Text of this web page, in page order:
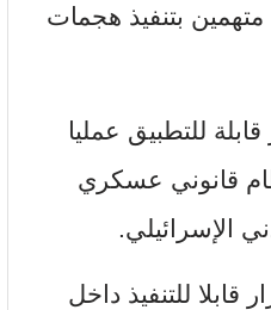
بتنفيذ هجمات
للتطبيق عمليا
قانوني عسكري
الإسرائيلي.
قابلا للتنفيذ داخل